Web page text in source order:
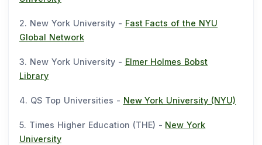
2. New York University - Fast Facts of the NYU
Global Network
3. New York University - Elmer Holmes Bobst
Library
4. QS Top Universities - New York University (NYU)
5. Times Higher Education (THE) - New York
University